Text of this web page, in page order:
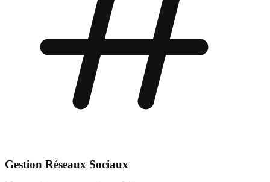
Gestion Réseaux Sociaux